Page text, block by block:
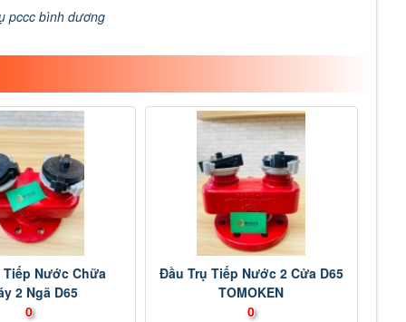
pccc bình dương
Tiếp Nước Chữa
2 Ngã D65
0
Đầu Trụ Tiếp Nước 2 Cửa D65
TOMOKEN
0